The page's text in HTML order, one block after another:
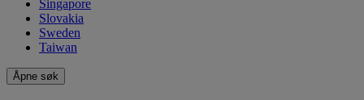
Singapore
Slovakia
Sweden
Taiwan
Åpne søk